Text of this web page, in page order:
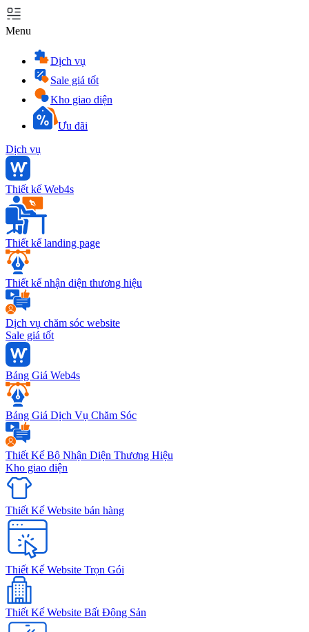
Menu
Dịch vụ
Sale giá tốt
Kho giao diện
Ưu đãi
Dịch vụ
Thiết kế Web4s
Thiết kế landing page
Thiết kế nhận diện thương hiệu
Dịch vụ chăm sóc website
Sale giá tốt
Bảng Giá Web4s
Bảng Giá Dịch Vụ Chăm Sóc
Thiết Kế Bộ Nhận Diện Thương Hiệu
Kho giao diện
Thiết Kế Website bán hàng
Thiết Kế Website Trọn Gói
Thiết Kế Website Bất Động Sản